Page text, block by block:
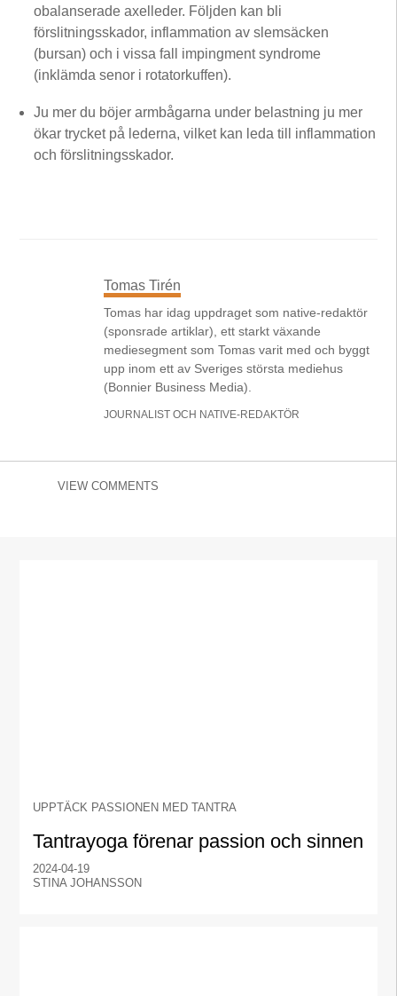
obalanserade axelleder. Följden kan bli
förslitningsskador, inflammation av slemsäcken
(bursan) och i vissa fall impingment syndrome
(inklämda senor i rotatorkuffen).
Ju mer du böjer armbågarna under belastning ju mer
ökar trycket på lederna, vilket kan leda till inflammation
och förslitningsskador.
Tomas Tirén
Tomas har idag uppdraget som native-redaktör
(sponsrade artiklar), ett starkt växande
mediesegment som Tomas varit med och byggt
upp inom ett av Sveriges största mediehus
(Bonnier Business Media).
JOURNALIST OCH NATIVE-REDAKTÖR
VIEW COMMENTS
UPPTÄCK PASSIONEN MED TANTRA
Tantrayoga förenar passion och sinnen
2024-04-19
STINA JOHANSSON